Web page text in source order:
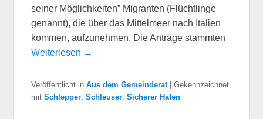
seiner Möglichkeiten” Migranten (Flüchtlinge
genannt), die über das Mittelmeer nach Italien
kommen, aufzunehmen. Die Anträge stammten
Weiterlesen →
Veröffentlicht in Aus dem Gemeinderat |Gekennzeichnet
mit Schlepper,Schleuser,Sicherer Hafen